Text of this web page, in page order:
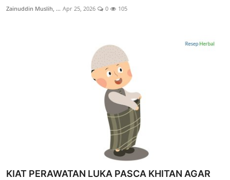
Zainuddin Muslih, ... Apr 25, 2026 0 105
KIAT PERAWATAN LUKA PASCA KHITAN AGAR